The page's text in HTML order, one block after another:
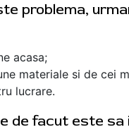
problema,
acasa;
materiale si de cei
lucrare.
de facut este